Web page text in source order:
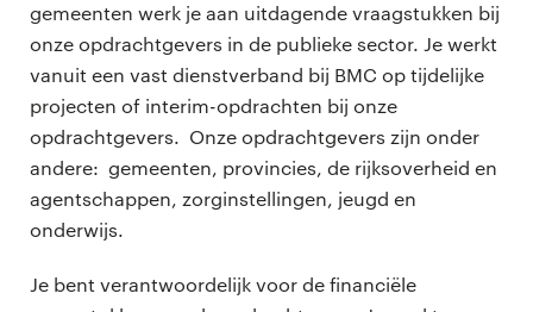
gemeenten werk je aan uitdagende vraagstukken bij
onze opdrachtgevers in de publieke sector. Je werkt
vanuit een vast dienstverband bij BMC op tijdelijke
projecten of interim-opdrachten bij onze
opdrachtgevers. Onze opdrachtgevers zijn onder
andere: gemeenten, provincies, de rijksoverheid en
agentschappen, zorginstellingen, jeugd en
onderwijs.
Je bent verantwoordelijk voor de financiële